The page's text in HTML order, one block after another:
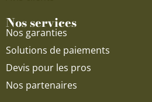
Nos services
Nos garanties
Solutions de paiements
Devis pour les pros
Nos partenaires